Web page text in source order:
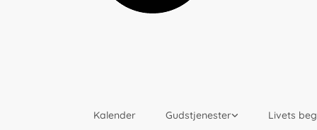
Kalender Gudstjenester Livets